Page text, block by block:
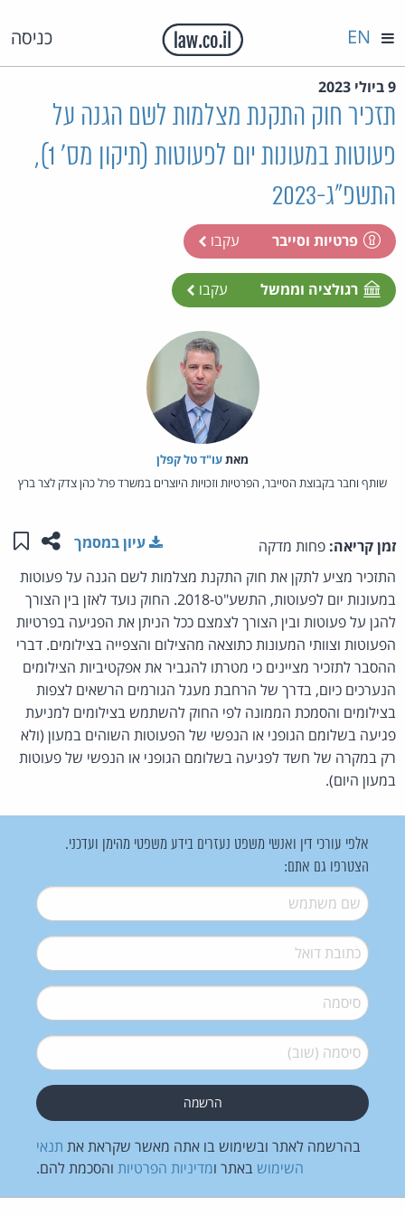
כניסה EN
9 ביולי 2023
תזכיר חוק התקנת מצלמות לשם הגנה על
פעוטות במעונות יום לפעוטות (תיקון מס' 1),
התשפ"ג-2023
פרטיות וסייבר עקבו
רגולציה וממשל עקבו
מאת‏עו"ד טל קפלן
שותף וחבר בקבוצת הסייבר, הפרטיות וזכויות היוצרים במשרד פרל כהן צדק לצר ברץ
זמן קריאה: פחות מדקה שתפו
עיון במסמך
התזכיר מציע לתקן את חוק התקנת מצלמות לשם הגנה על פעוטות
במעונות יום לפעוטות, התשע"ט-2018. החוק נועד לאזן בין הצורך
להגן על פעוטות ובין הצורך לצמצם ככל הניתן את הפגיעה בפרטיות
הפעוטות וצוותי המעונות כתוצאה מהצילום והצפייה בצילומים. דברי
ההסבר לתזכיר מציינים כי מטרתו להגביר את אפקטיביות הצילומים
הנערכים כיום, בדרך של הרחבת מעגל הגורמים הרשאים לצפות
בצילומים והסמכת הממונה לפי החוק להשתמש בצילומים למניעת
פגיעה בשלומם הגופני או הנפשי של הפעוטות השוהים במעון (ולא
רק במקרה של חשד לפגיעה בשלומם הגופני או הנפשי של פעוטות
במעון היום).
אלפי עורכי דין ואנשי משפט נעזרים בידע משפטי מהימן ועדכני.
הצטרפו גם אתם:
שם משתמש*
דואל*
סיסמה*
סיסמה (שוב)*
בהרשמה לאתר ובשימוש בו אתה מאשר שקראת את תנאי
השימוש באתר ומדיניות הפרטיות והסכמת להם.